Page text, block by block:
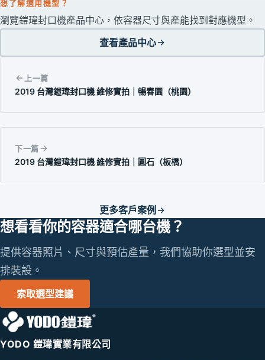
想了解適用機型？
瀏覽鎧瑋封口機產品中心，依容器尺寸與產能找到對應機型。
查看產品中心
上一篇
2019 台灣鎧瑋封口機 維修實拍｜暢春園（桃園）
下一篇
2019 台灣鎧瑋封口機 維修實拍｜圓石（板橋）
更多客戶案例
想看看你的容器適合哪台機？
提供容器照片、尺寸與預估產量，我們協助你選型並安
排裝設。
索取選型建議
YODO 鎧瑋實業有限公司